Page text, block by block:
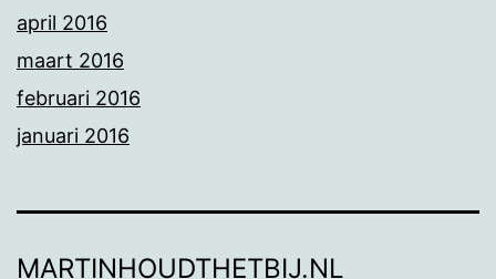
april 2016
maart 2016
februari 2016
januari 2016
MARTINHOUDTHETBIJ.NL